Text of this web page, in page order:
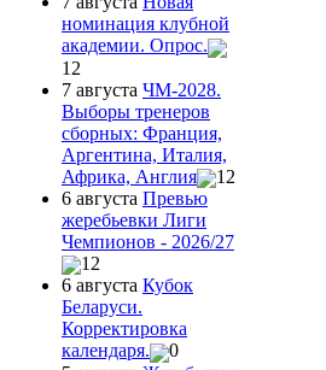
номинация клубной
академии. Опрос.
12
7 августа ЧМ-2028.
Выборы тренеров
сборных: Франция,
Аргентина, Италия,
Африка, Англия
12
6 августа Превью
жеребьевки Лиги
Чемпионов - 2026/27
12
6 августа Кубок
Беларуси.
Корректировка
календаря.
0